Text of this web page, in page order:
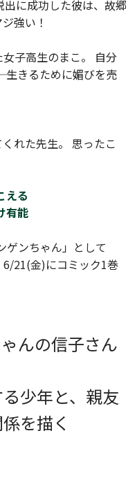
に成功した彼は、故郷
強い！
子高生のまこ。 自分
生きるために媚びを売
れた先生。 思ったこ
える
有能
ンちゃん」として
6/21(金)にコミック1巻
んの信子さん
少年と、親友
を描く